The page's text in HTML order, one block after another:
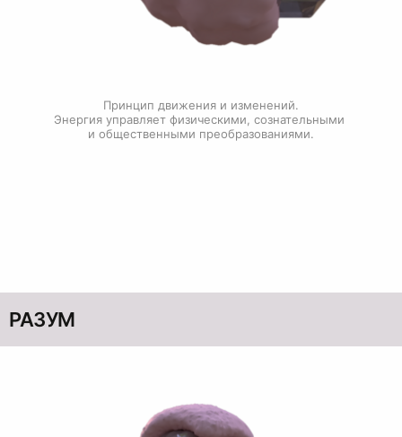
Принцип движения и изменений.
Энергия управляет физическими, сознательными
и общественными преобразованиями.
РАЗУМ